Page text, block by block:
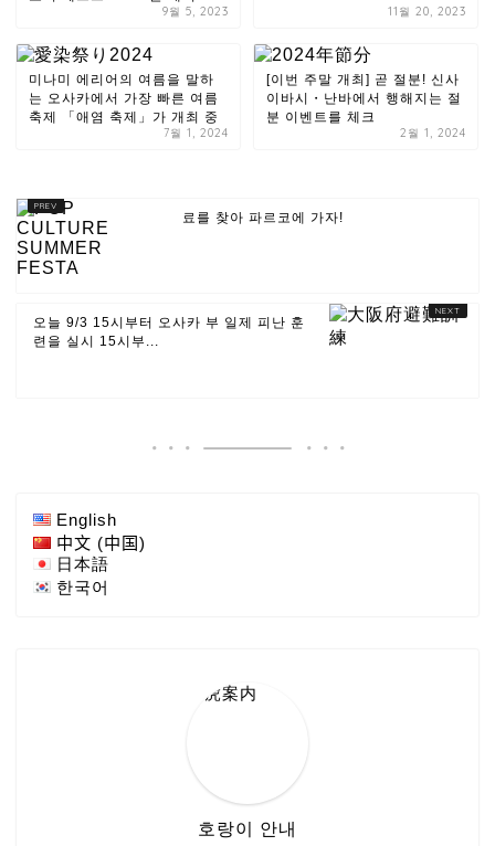
9월 5, 2023 11월 20, 2023
미나미 에리어의 여름을 말하
는 오사카에서 가장 빠른 여름
축제 「애염 축제」가 개최 중
7월 1, 2024
[이번 주말 개최] 곧 절분! 신사
이바시・난바에서 행해지는 절
분 이벤트를 체크
2월 1, 2024
료를 찾아 파르코에 가자!
오늘 9/3 15시부터 오사카 부 일제 피난 훈
련을 실시 15시부...
English
中文 (中国)
日本語
한국어
호랑이 안내